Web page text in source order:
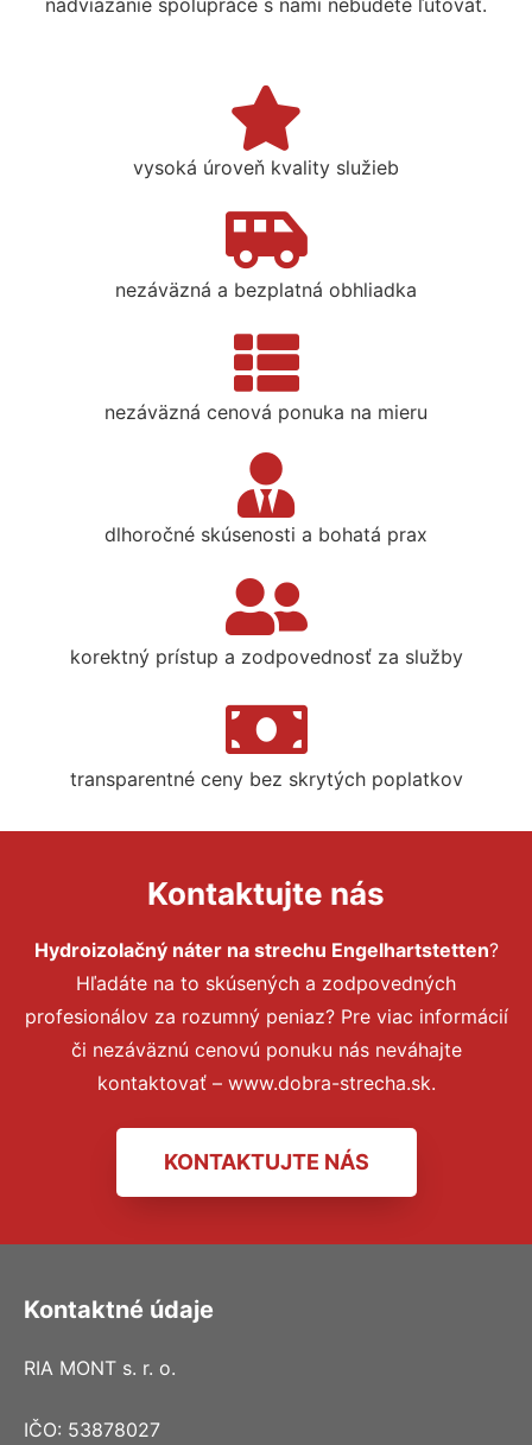
vysoká úroveň kvality služieb
nezáväzná a bezplatná obhliadka
nezáväzná cenová ponuka na mieru
dlhoročné skúsenosti a bohatá prax
korektný prístup a zodpovednosť za služby
transparentné ceny bez skrytých poplatkov
Kontaktujte nás
Hydroizolačný náter na strechu Engelhartstetten?
Hľadáte na to skúsených a zodpovedných
profesionálov za rozumný peniaz? Pre viac informácií
či nezáväznú cenovú ponuku nás neváhajte
kontaktovať – www.dobra-strecha.sk.
KONTAKTUJTE NÁS
Kontaktné údaje
RIA MONT s. r. o.
IČO: 53878027